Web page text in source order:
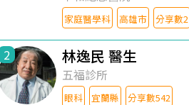
家庭醫學科 高雄市 分享數2
2 林逸民 醫生
五福診所
眼科 宜蘭縣 分享數542